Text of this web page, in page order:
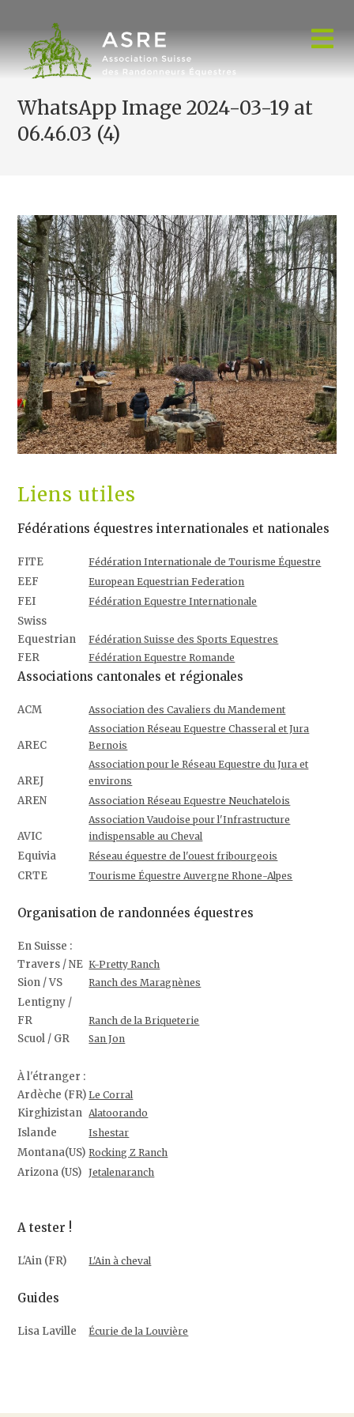
content
WhatsApp Image 2024-03-19 at
06.46.03 (4)
Liens utiles
Fédérations équestres internationales et nationales
FITE Fédération Internationale de Tourisme Équestre
EEF European Equestrian Federation
FEI Fédération Equestre Internationale
Swiss
Equestrian
Fédération Suisse des Sports Equestres
FER Fédération Equestre Romande
Associations cantonales et régionales
ACM Association des Cavaliers du Mandement
AREC
Association Réseau Equestre Chasseral et Jura
Bernois
AREJ
Association pour le Réseau Equestre du Jura et
environs
AREN Association Réseau Equestre Neuchatelois
AVIC
Association Vaudoise pour l'Infrastructure
indispensable au Cheval
Equivia Réseau équestre de l'ouest fribourgeois
CRTE Tourisme Équestre Auvergne Rhone-Alpes
Organisation de randonnées équestres
En Suisse :
Travers / NE K-Pretty Ranch
Sion / VS Ranch des Maragnènes
Lentigny /
FR
Ranch de la Briqueterie
Scuol / GR San Jon
À l'étranger :
Ardèche (FR) Le Corral
Kirghizistan Alatoorando
Islande Ishestar
Montana(US) Rocking Z Ranch
Arizona (US) Jetalenaranch
A tester !
L'Ain (FR) L'Ain à cheval
Guides
Lisa Laville Écurie de la Louvière